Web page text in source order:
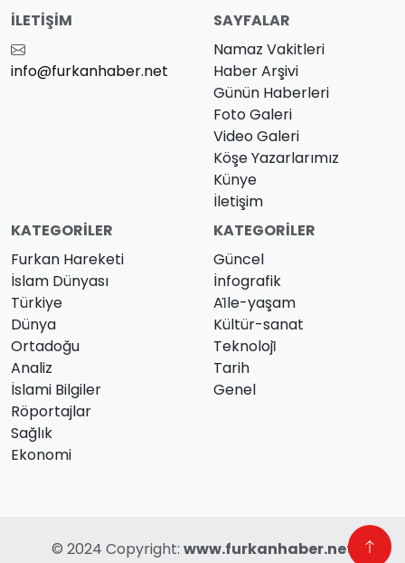
İLETIŞIM
info@furkanhaber.net
SAYFALAR
Namaz Vakitleri
Haber Arşivi
Günün Haberleri
Foto Galeri
Video Galeri
Köşe Yazarlarımız
Künye
İletişim
KATEGORILER
Furkan Hareketi
İslam Dünyası
Türkiye
Dünya
Ortadoğu
Analiz
İslami Bilgiler
Röportajlar
Sağlık
Ekonomi
KATEGORILER
Güncel
İnfografik
Ai̇le-yaşam
Kültür-sanat
Teknoloji̇
Tarih
Genel
© 2024 Copyright: www.furkanhaber.net